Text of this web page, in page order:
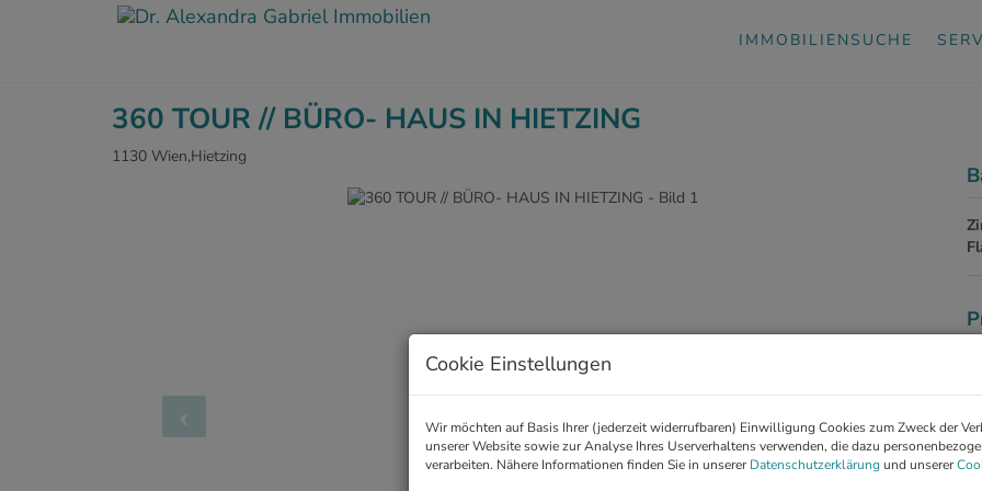
IMMOBILIENSUCHE
360 TOUR // BÜRO- HAUS IN HIETZING
1130 Wien,Hietzing
Cookie Einstellungen
Wir möchten auf Basis Ihrer (jederzeit widerrufbaren) Einwilligung Cookies zum Zweck der
unserer Website sowie zur Analyse Ihres Userverhaltens verwenden, die dazu
verarbeiten. Nähere Informationen finden Sie in unsererDatenschutzerklärungund unserer